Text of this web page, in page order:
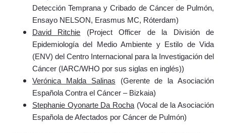
Detección Temprana y Cribado de Cáncer de Pulmón,
Ensayo NELSON, Erasmus MC, Róterdam)
David Ritchie (Project Officer de la División de
Epidemiología del Medio Ambiente y Estilo de Vida
(ENV) del Centro Internacional para la Investigación del
Cáncer (IARC/WHO por sus siglas en inglés))
Verónica Malda Salinas (Gerente de la Asociación
Española Contra el Cáncer – Bizkaia)
Stephanie Oyonarte Da Rocha (Vocal de la Asociación
Española de Afectados por Cáncer de Pulmón)